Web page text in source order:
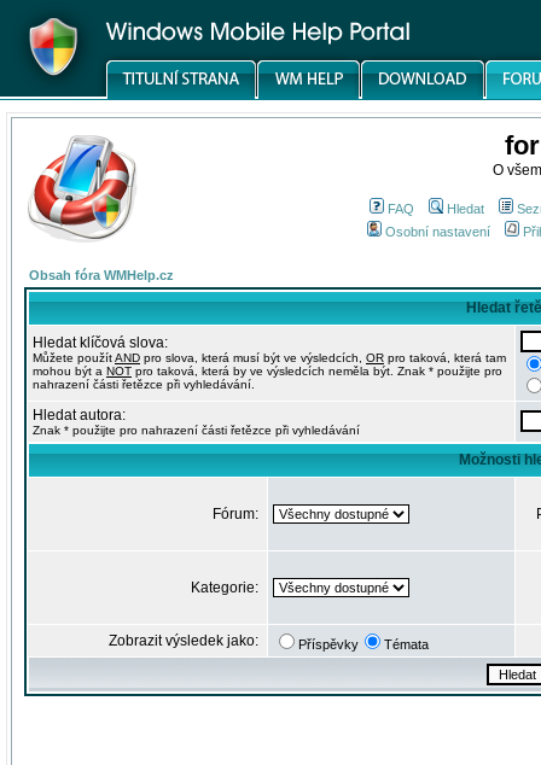
O
FAQ Hledat
Osobní nastavení
Obsah fóra WMHelp.cz
Hledat
Hledat klíčová slova:
Můžete použítAND pro slova, která musí být ve výsledcích, OR pro taková, která tam
mohou být a NOT pro taková, která by ve výsledcích neměla být. Znak * použijte pro
nahrazení části řetězce při vyhledávání.
Hledat autora:
Znak * použijte pro nahrazení části řetězce při vyhledávání
Možnosti
Fórum:
Kategorie:
Zobrazit výsledek jako: Příspěvky Témata